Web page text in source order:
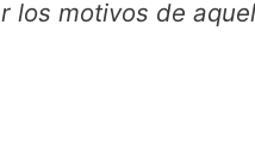
los motivos de